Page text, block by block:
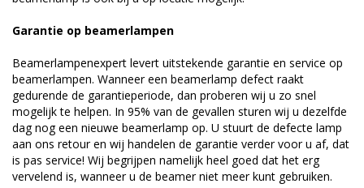
Garantie op beamerlampen
Beamerlampenexpert levert uitstekende garantie en service op
beamerlampen. Wanneer een beamerlamp defect raakt
gedurende de garantieperiode, dan proberen wij u zo snel
mogelijk te helpen. In 95% van de gevallen sturen wij u dezelfde
dag nog een nieuwe beamerlamp op. U stuurt de defecte lamp
aan ons retour en wij handelen de garantie verder voor u af, dat
is pas service! Wij begrijpen namelijk heel goed dat het erg
vervelend is, wanneer u de beamer niet meer kunt gebruiken.